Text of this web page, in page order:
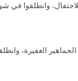
وانطلقوا في
الغفيرة،